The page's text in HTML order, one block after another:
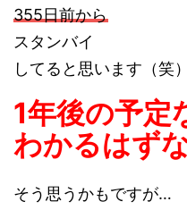
355日前から
スタンバイ
してると思います（笑）
1年後の予定
わかるはず
そう思うかもですが…